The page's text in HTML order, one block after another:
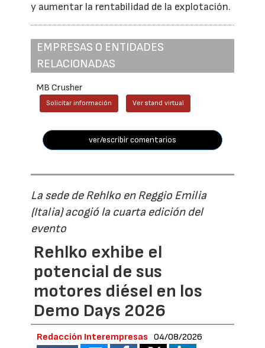
y aumentar la rentabilidad de la explotación.
EMPRESAS O ENTIDADES
RELACIONADAS
MB Crusher
Solicitar información Ver stand virtual
ver/escribir comentarios
La sede de Rehlko en Reggio Emilia
(Italia) acogió la cuarta edición del
evento
Rehlko exhibe el
potencial de sus
motores diésel en los
Demo Days 2026
Redacción Interempresas 04/08/2026